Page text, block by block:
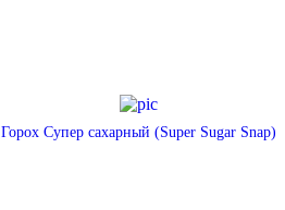
Горох Супер сахарный (Super Sugar Snap)